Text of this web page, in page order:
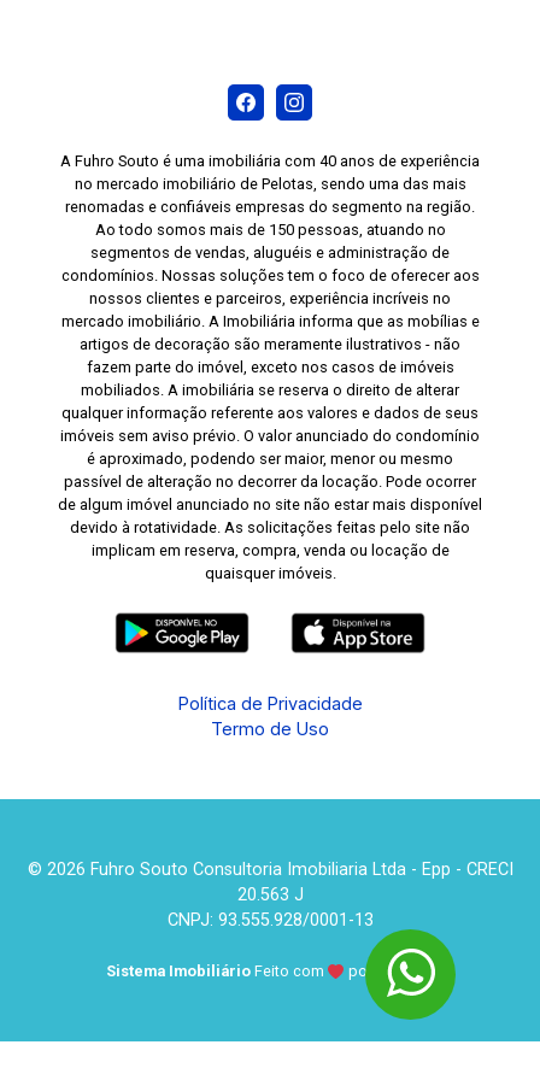
A Fuhro Souto é uma imobiliária com 40 anos de experiência
no mercado imobiliário de Pelotas, sendo uma das mais
renomadas e confiáveis empresas do segmento na região.
Ao todo somos mais de 150 pessoas, atuando no
segmentos de vendas, aluguéis e administração de
condomínios. Nossas soluções tem o foco de oferecer aos
nossos clientes e parceiros, experiência incríveis no
mercado imobiliário. A Imobiliária informa que as mobílias e
artigos de decoração são meramente ilustrativos - não
fazem parte do imóvel, exceto nos casos de imóveis
mobiliados. A imobiliária se reserva o direito de alterar
qualquer informação referente aos valores e dados de seus
imóveis sem aviso prévio. O valor anunciado do condomínio
é aproximado, podendo ser maior, menor ou mesmo
passível de alteração no decorrer da locação. Pode ocorrer
de algum imóvel anunciado no site não estar mais disponível
devido à rotatividade. As solicitações feitas pelo site não
implicam em reserva, compra, venda ou locação de
quaisquer imóveis.
Política de Privacidade
Termo de Uso
© 2026 Fuhro Souto Consultoria Imobiliaria Ltda - Epp - CRECI
20.563 J
CNPJ: 93.555.928/0001-13
Sistema Imobiliário Feito com por KUROLE